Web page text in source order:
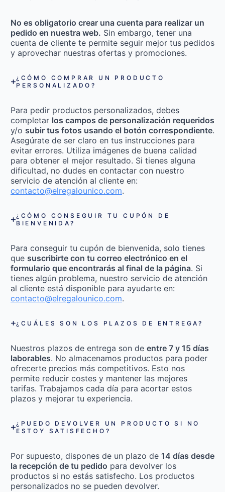
No es obligatorio crear una cuenta para realizar un
pedido en nuestra web. Sin embargo, tener una
cuenta de cliente te permite seguir mejor tus pedidos
y aprovechar nuestras ofertas y promociones.
¿CÓMO COMPRAR UN PRODUCTO
PERSONALIZADO?
Para pedir productos personalizados, debes
completar los campos de personalización requeridos
y/o subir tus fotos usando el botón correspondiente.
Asegúrate de ser claro en tus instrucciones para
evitar errores. Utiliza imágenes de buena calidad
para obtener el mejor resultado. Si tienes alguna
dificultad, no dudes en contactar con nuestro
servicio de atención al cliente en:
contacto@elregalounico.com.
¿CÓMO CONSEGUIR TU CUPÓN DE
BIENVENIDA?
Para conseguir tu cupón de bienvenida, solo tienes
que suscribirte con tu correo electrónico en el
formulario que encontrarás al final de la página. Si
tienes algún problema, nuestro servicio de atención
al cliente está disponible para ayudarte en:
contacto@elregalounico.com.
¿CUÁLES SON LOS PLAZOS DE ENTREGA?
Nuestros plazos de entrega son de entre 7 y 15 días
laborables. No almacenamos productos para poder
ofrecerte precios más competitivos. Esto nos
permite reducir costes y mantener las mejores
tarifas. Trabajamos cada día para acortar estos
plazos y mejorar tu experiencia.
¿PUEDO DEVOLVER UN PRODUCTO SI NO
ESTOY SATISFECHO?
Por supuesto, dispones de un plazo de 14 días desde
la recepción de tu pedido para devolver los
productos si no estás satisfecho. Los productos
personalizados no se pueden devolver.